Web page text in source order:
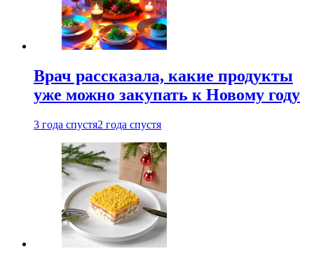
Врач рассказала, какие продукты
уже можно закупать к Новому году
3 года спустя2 года спустя